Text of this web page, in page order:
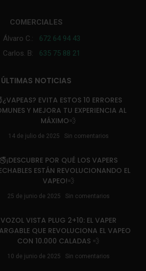
COMERCIALES
Álvaro C.: 672 64 94 43
Carlos. B: 635 75 88 21
ÚLTIMAS NOTICIAS
EVITA ESTOS 10 ERRORES
Y MEJORA TU EXPERIENCIA AL
MÁXIMO💨
14 de julio de 2025 Sin comentarios
🚭¡DESCUBRE POR QUÉ LOS VAPERS
ESTÁN REVOLUCIONANDO EL
VAPEO!💨
25 de junio de 2025 Sin comentarios
VOZOL VISTA PLUG 2+10: EL VAPER
QUE REVOLUCIONA EL VAPEO
CON 10.000 CALADAS 💨
10 de junio de 2025 Sin comentarios